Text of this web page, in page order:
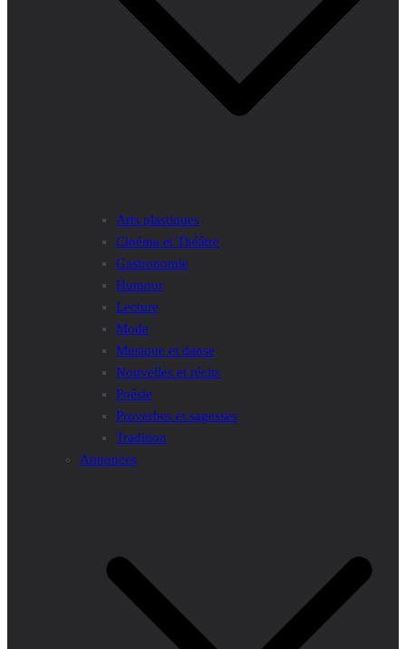
Arts plastiques
Cinéma et Théâtre
Gastronomie
Humour
Lecture
Mode
Musique et danse
Nouvelles et récits
Poésie
Proverbes et sagesses
Tradition
Annonces